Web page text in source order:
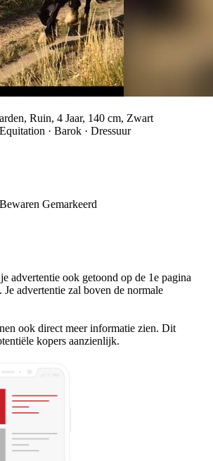
Ruin, 4 Jaar, 140 cm, Zwart
· Barok · Dressuur
Bewaren Gemarkeerd
advertentie ook getoond op de 1e pagina
Je advertentie zal boven de normale
ook direct meer informatie zien. Dit
kopers aanzienlijk.